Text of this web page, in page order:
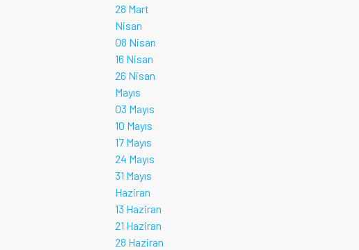
28 Mart
Nisan
08 Nisan
16 Nisan
26 Nisan
Mayıs
03 Mayıs
10 Mayıs
17 Mayıs
24 Mayıs
31 Mayıs
Haziran
13 Haziran
21 Haziran
28 Haziran